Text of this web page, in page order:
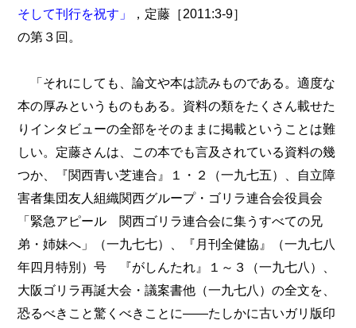
そして刊行を祝す」
，定藤［2011:3-9］
の第３回。
「それにしても、論文や本は読みものである。適度な
本の厚みというものもある。資料の類をたくさん載せた
りインタビューの全部をそのままに掲載ということは難
しい。定藤さんは、この本でも言及されている資料の幾
つか、『関西青い芝連合』１・２（一九七五）、自立障
害者集団友人組織関西グループ・ゴリラ連合会役員会
「緊急アピール 関西ゴリラ連合会に集うすべての兄
弟・姉妹へ」（一九七七）、『月刊全健協』（一九七八
年四月特別）号 『がしんたれ』１～３（一九七八）、
大阪ゴリラ再誕大会・議案書他（一九七八）の全文を、
恐るべきこと驚くべきことに――たしかに古いガリ版印